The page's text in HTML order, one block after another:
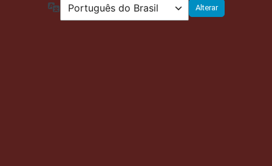
Idioma